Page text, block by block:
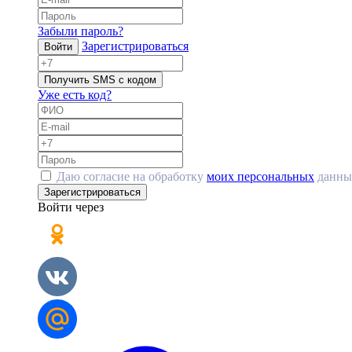
Забыли пароль?
Войти Зарегистрироваться
Получить SMS с кодом
Уже есть код?
Даю согласие на обработку моих персональных
Зарегистрироваться
Войти через